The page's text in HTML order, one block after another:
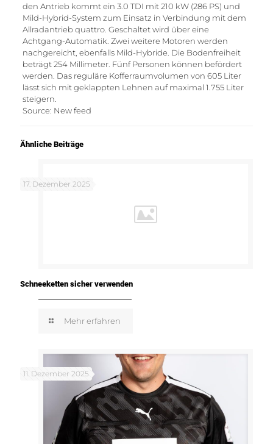
den Antrieb kommt ein 3.0 TDI mit 210 kW (286 PS) und
Mild-Hybrid-System zum Einsatz in Verbindung mit dem
Allradantrieb quattro. Geschaltet wird über eine
Achtgang-Automatik. Zwei weitere Motoren werden
nachgereicht, ebenfalls Mild-Hybride. Die Bodenfreiheit
beträgt 254 Millimeter. Fünf Personen können befördert
werden. Das reguläre Kofferraumvolumen von 605 Liter
lässt sich mit geklappten Lehnen auf maximal 1.755 Liter
steigern.
Source: New feed
Ähnliche Beiträge
17. Dezember 2025
Schneeketten sicher verwenden
Mehr erfahren
11. Dezember 2025